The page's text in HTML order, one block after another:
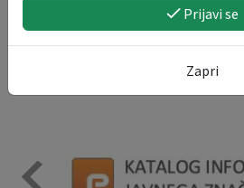
26 27 28
31
1 2 3 4
Prijavi se
Zapri